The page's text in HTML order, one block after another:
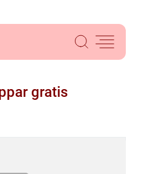
gratis